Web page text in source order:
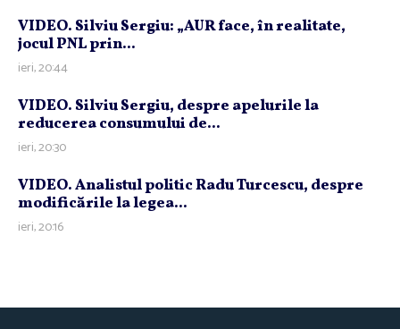
VIDEO. Silviu Sergiu: „AUR face, în realitate,
jocul PNL prin...
ieri, 20:44
VIDEO. Silviu Sergiu, despre apelurile la
reducerea consumului de...
ieri, 20:30
VIDEO. Analistul politic Radu Turcescu, despre
modificările la legea...
ieri, 20:16